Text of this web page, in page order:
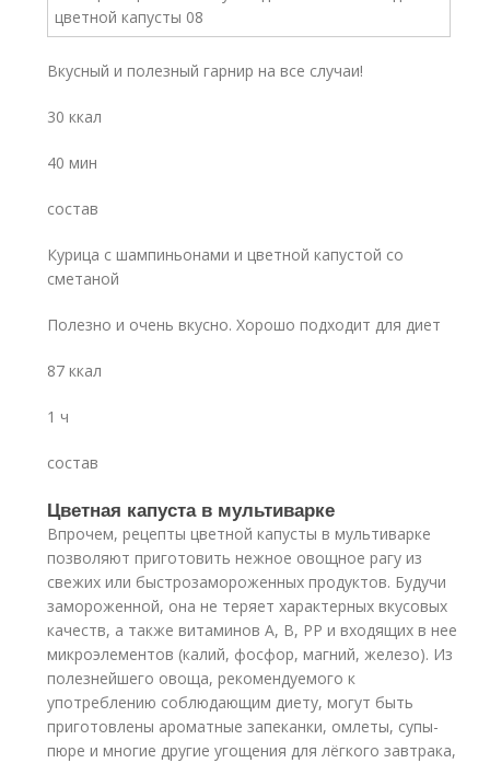
Вкусный и полезный гарнир на все случаи!
30 ккал
40 мин
состав
Курица с шампиньонами и цветной капустой со
сметаной
Полезно и очень вкусно. Хорошо подходит для диет
87 ккал
1 ч
состав
Цветная капуста в мультиварке
Впрочем, рецепты цветной капусты в мультиварке
позволяют приготовить нежное овощное рагу из
свежих или быстрозамороженных продуктов. Будучи
замороженной, она не теряет характерных вкусовых
качеств, а также витаминов А, В, РР и входящих в нее
микроэлементов (калий, фосфор, магний, железо). Из
полезнейшего овоща, рекомендуемого к
употреблению соблюдающим диету, могут быть
приготовлены ароматные запеканки, омлеты, супы-
пюре и многие другие угощения для лёгкого завтрака,